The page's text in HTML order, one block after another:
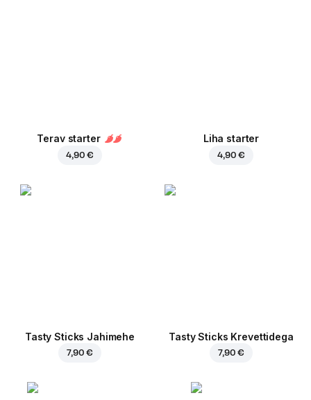
Terav starter
4,90 €
Liha starter
4,90 €
Tasty Sticks Jahimehe
7,90 €
Tasty Sticks Krevettidega
7,90 €